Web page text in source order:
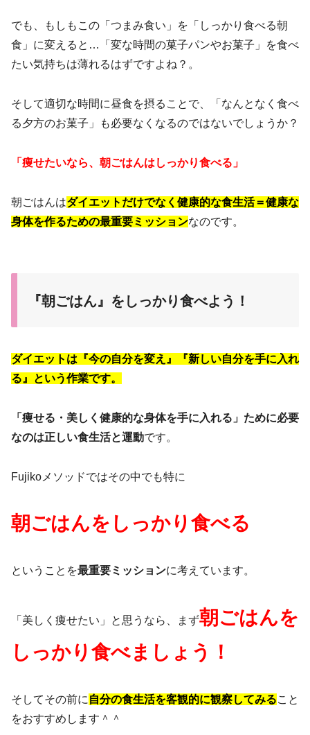
でも、もしもこの「つまみ食い」を「しっかり食べる朝
食」に変えると…「変な時間の菓子パンやお菓子」を食べ
たい気持ちは薄れるはずですよね？。
そして適切な時間に昼食を摂ることで、「なんとなく食べ
る夕方のお菓子」も必要なくなるのではないでしょうか？
「痩せたいなら、朝ごはんはしっかり食べる」
朝ごはんはダイエットだけでなく健康的な食生活＝健康な
身体を作るための最重要ミッションなのです。
『朝ごはん』をしっかり食べよう！
ダイエットは『今の自分を変え』『新しい自分を手に入れ
る』という作業です。
「痩せる・美しく健康的な身体を手に入れる」ために必要
なのは正しい食生活と運動です。
Fujikoメソッドではその中でも特に
朝ごはんをしっかり食べる
ということを最重要ミッションに考えています。
「美しく痩せたい」と思うなら、まず朝ごはんを
しっかり食べましょう！
そしてその前に 自分の食生活を客観的に観察してみること
をおすすめします＾＾